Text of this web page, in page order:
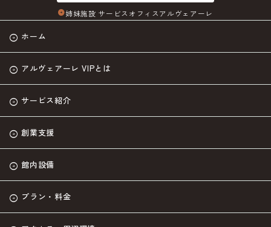
arrow_circle_right姉妹施設 サービスオフィスアルヴェアーレ
ホーム
アルヴェアーレ VIPとは
サービス紹介
創業支援
館内設備
プラン・料金